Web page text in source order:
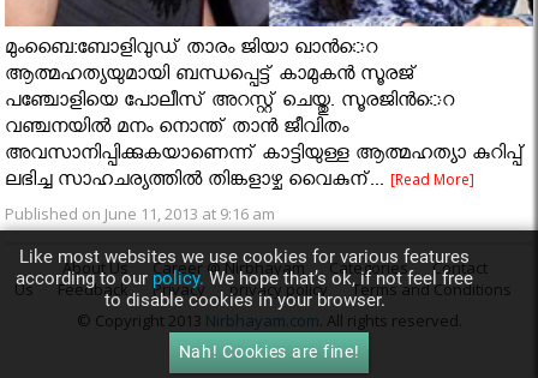
മുംബൈ:ബോളിവുഡ് താരം ജിയാ ഖാന്‍െറ
ആത്മഹത്യയുമായി ബന്ധപ്പെട്ട് കാമുകന്‍ സൂരജ്
പഞ്ചോളിയെ പോലീസ് അറസ്റ്റ് ചെയ്തു. സൂരജിന്‍െറ
വഞ്ചനയില്‍ മനം നൊന്ത് താന്‍ ജീവിതം
അവസാനിപ്പിക്കുകയാണെന്ന് കാട്ടിയുള്ള ആത്മഹത്യാ കുറിപ്പ്
ലഭിച്ച സാഹചര്യത്തില്‍ തിങ്കളാഴ്ച വൈകുന്...[Read More]
Published on June 11, 2013 at 9:16 am
About Us Career @ Nirbhayam Categories
Contact
Us
Feedback Privacy privacy policy
Terms and Conditions
© Copyright 2013 Nirbhayam.com. All rights reserved.
Like most websites we use cookies for various features
according to our policy. We hope that’s ok, if not feel free
to disable cookies in your browser.
Nah! Cookies are fine!